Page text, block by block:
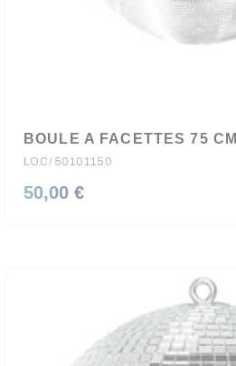
BOULE A FACETTES 75 CM
LOC/50101150
50,00 €